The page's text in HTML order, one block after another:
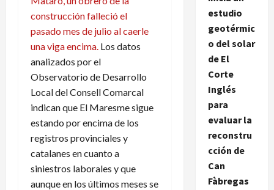
construcción falleció el
pasado mes de julio al caerle
una viga encima. Los datos
analizados por el
Observatorio de Desarrollo
Local del Consell Comarcal
indican que El Maresme sigue
estando por encima de los
registros provinciales y
catalanes en cuanto a
siniestros laborales y que
aunque en los últimos meses se
estudio
geotérmic
o del solar
de El
Corte
Inglés
para
evaluar la
reconstru
cción de
Can
Fàbregas